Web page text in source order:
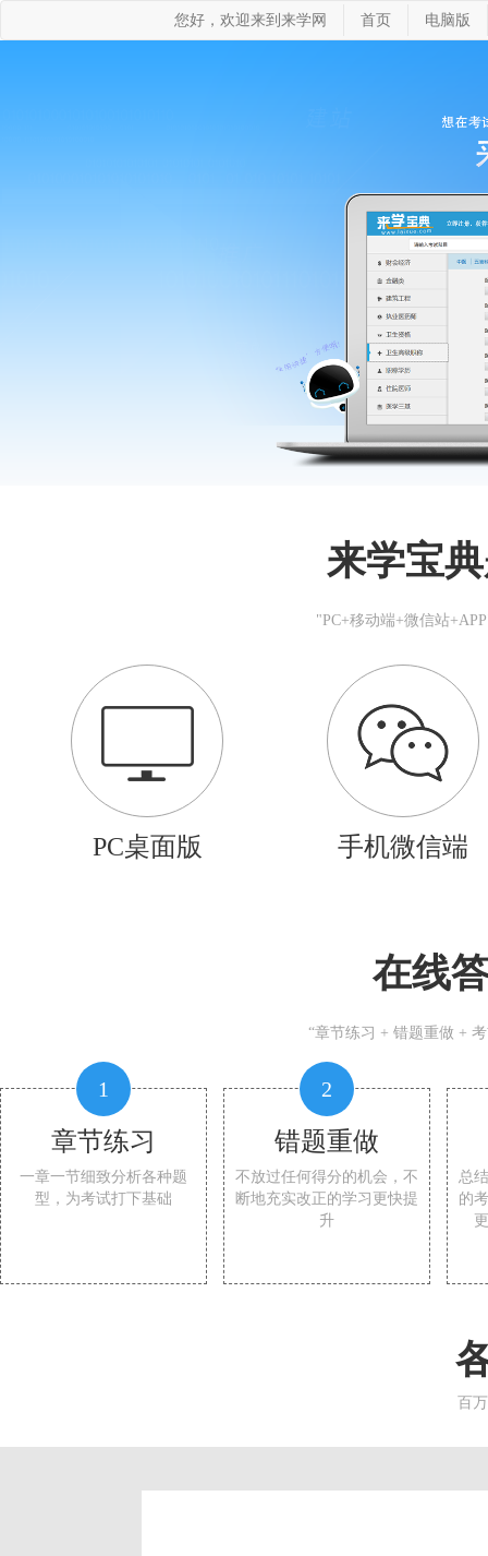
您好，欢迎来到来学网 首页 电脑版
来学宝
"PC+移动端+微信站
PC桌面版 手机微信端
在线
“章节练习 + 错题重做 +
1
章节练习
一章一节细致分析各种题
型，为考试打下基础
2
错题重做
不放过任何得分的机会，不
断地充实改正的学习更快提
升
总
的
百